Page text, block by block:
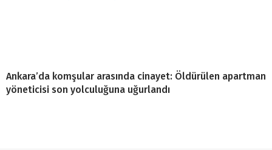
Ankara’da komşular arasında cinayet: Öldürülen apartman
yöneticisi son yolculuğuna uğurlandı